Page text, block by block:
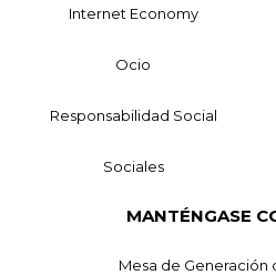
Internet Economy
Ocio
Responsabilidad Social
Sociales
MANTÉNGASE
Mesa de Generación